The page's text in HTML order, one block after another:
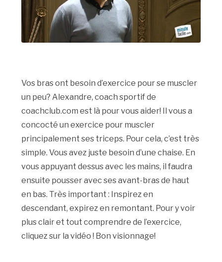
Vos bras ont besoin d’exercice pour se muscler
un peu? Alexandre, coach sportif de
coachclub.com est là pour vous aider! Il vous a
concocté un exercice pour muscler
principalement ses triceps. Pour cela, c’est très
simple. Vous avez juste besoin d’une chaise. En
vous appuyant dessus avec les mains, il faudra
ensuite pousser avec ses avant-bras de haut
en bas. Très important : Inspirez en
descendant, expirez en remontant. Pour y voir
plus clair et tout comprendre de l’exercice,
cliquez sur la vidéo ! Bon visionnage!